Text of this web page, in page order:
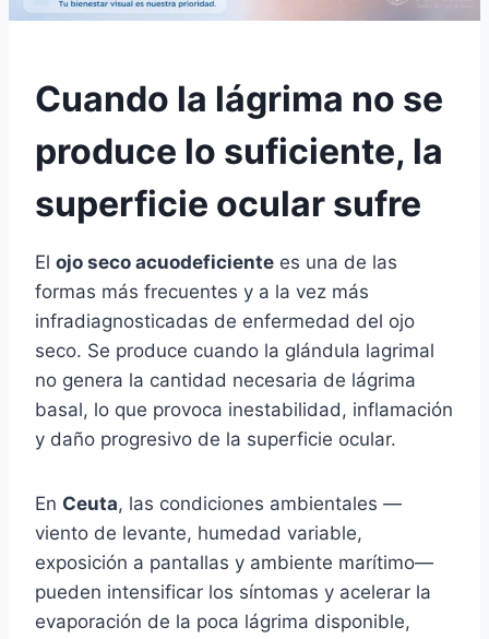
Cuando la lágrima no se
produce lo suficiente, la
superficie ocular sufre
El ojo seco acuodeficiente es una de las
formas más frecuentes y a la vez más
infradiagnosticadas de enfermedad del ojo
seco. Se produce cuando la glándula lagrimal
no genera la cantidad necesaria de lágrima
basal, lo que provoca inestabilidad, inflamación
y daño progresivo de la superficie ocular.
En Ceuta, las condiciones ambientales —
viento de levante, humedad variable,
exposición a pantallas y ambiente marítimo—
pueden intensificar los síntomas y acelerar la
evaporación de la poca lágrima disponible,